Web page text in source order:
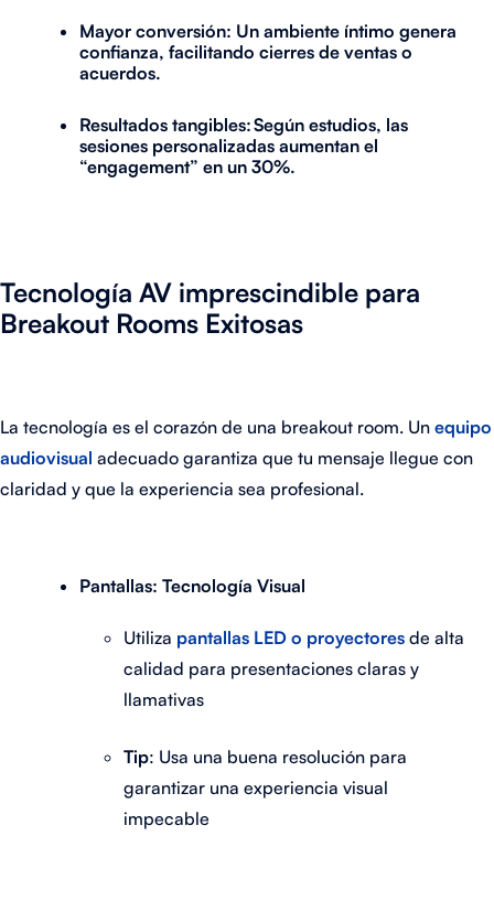
Mayor conversión: Un ambiente íntimo genera
confianza, facilitando cierres de ventas o
acuerdos.
Resultados tangibles: Según estudios, las
sesiones personalizadas aumentan el
“engagement” en un 30%.
Tecnología AV imprescindible para
Breakout Rooms Exitosas
La tecnología es el corazón de una breakout room. Un equipo
audiovisual adecuado garantiza que tu mensaje llegue con
claridad y que la experiencia sea profesional.
Pantallas: Tecnología Visual
Utiliza pantallas LED o proyectores de alta
calidad para presentaciones claras y
llamativas
Tip: Usa una buena resolución para
garantizar una experiencia visual
impecable